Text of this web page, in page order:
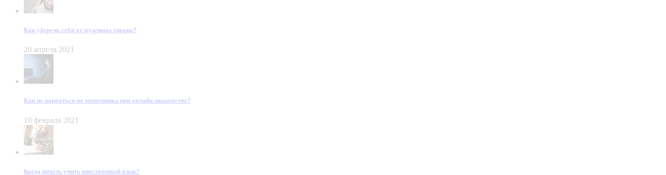
Как уберечь себя от мужчины тирана?
20 апреля 2021
Как не нарваться на мошенника при онлайн знакомстве?
10 февраля 2021
Когда начать учить иностранный язык?